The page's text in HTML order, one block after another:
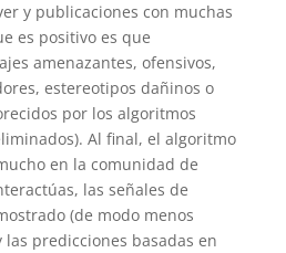
y publicaciones con muchas
es positivo es que
amenazantes, ofensivos,
estereotipos dañinos o
por los algoritmos
Al final, el algoritmo
en la comunidad de
las señales de
(de modo menos
las predicciones basadas en